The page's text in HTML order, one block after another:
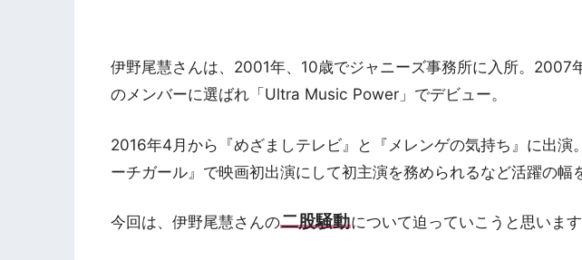
伊野尾慧さんは、2001年、10歳でジャニーズ事務所に入所。2007
のメンバーに選ばれ「Ultra Music Power」でデビュー。
2016年4月から『めざましテレビ』と『メレンゲの気持ち』に出演
ーチガール』で映画初出演にして初主演を務められるなど活躍の幅
今回は、伊野尾慧さんの二股騒動について迫っていこうと思います